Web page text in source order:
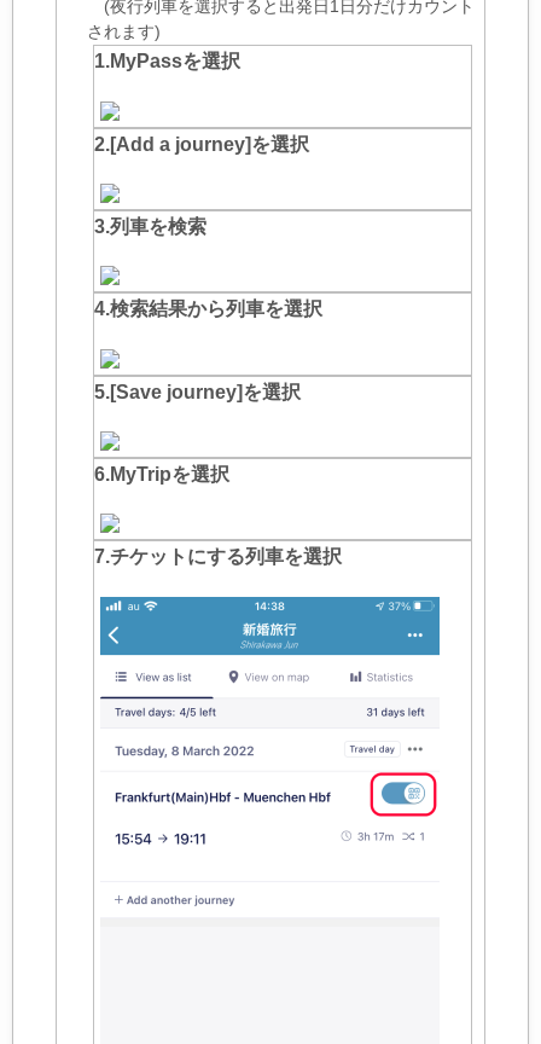
(夜行列車を選択すると出発日1日分だけカウント
されます)
1.MyPassを選択
2.[Add a journey]を選択
3.列車を検索
4.検索結果から列車を選択
5.[Save journey]を選択
6.MyTripを選択
7.チケットにする列車を選択